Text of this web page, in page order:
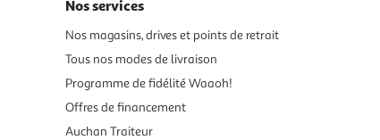
Nos services
Nos magasins, drives et points de retrait
Tous nos modes de livraison
Programme de fidélité Waaoh!
Offres de financement
Auchan Traiteur